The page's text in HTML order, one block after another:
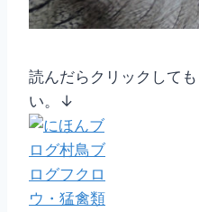
読んだらクリックして
い。↓